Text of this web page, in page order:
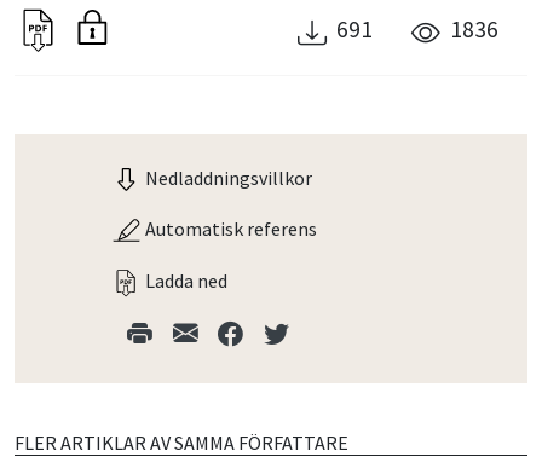
691 1836
Nedladdningsvillkor
Automatisk referens
Ladda ned
FLER ARTIKLAR AV SAMMA FÖRFATTARE